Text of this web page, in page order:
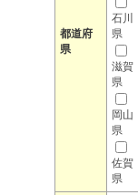
都道府
県
石川
県
滋賀
県
岡山
県
佐賀
県